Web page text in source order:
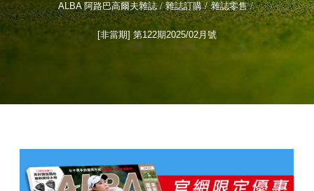
ALBA 阿路巴高爾夫雜誌 雜誌訂購 雜誌零售
[非當期] 第122期2025/02月號